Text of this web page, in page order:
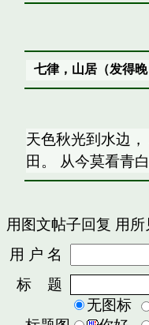
七律，山居（发得晚
天色秋光到水边
田。 从今莫看青
用图文帖子回复 用
用 户 名
标 题
无图标